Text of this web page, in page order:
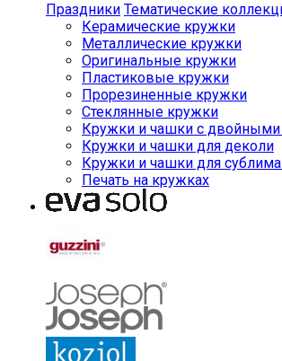
Праздники Тематические
Керамические кружки
Металлические кружки
Оригинальные кружки
Пластиковые кружки
Прорезиненные кружки
Стеклянные кружки
Кружки и чашки с двойными
Кружки и чашки для деколи
Кружки и чашки для
Печать на кружках